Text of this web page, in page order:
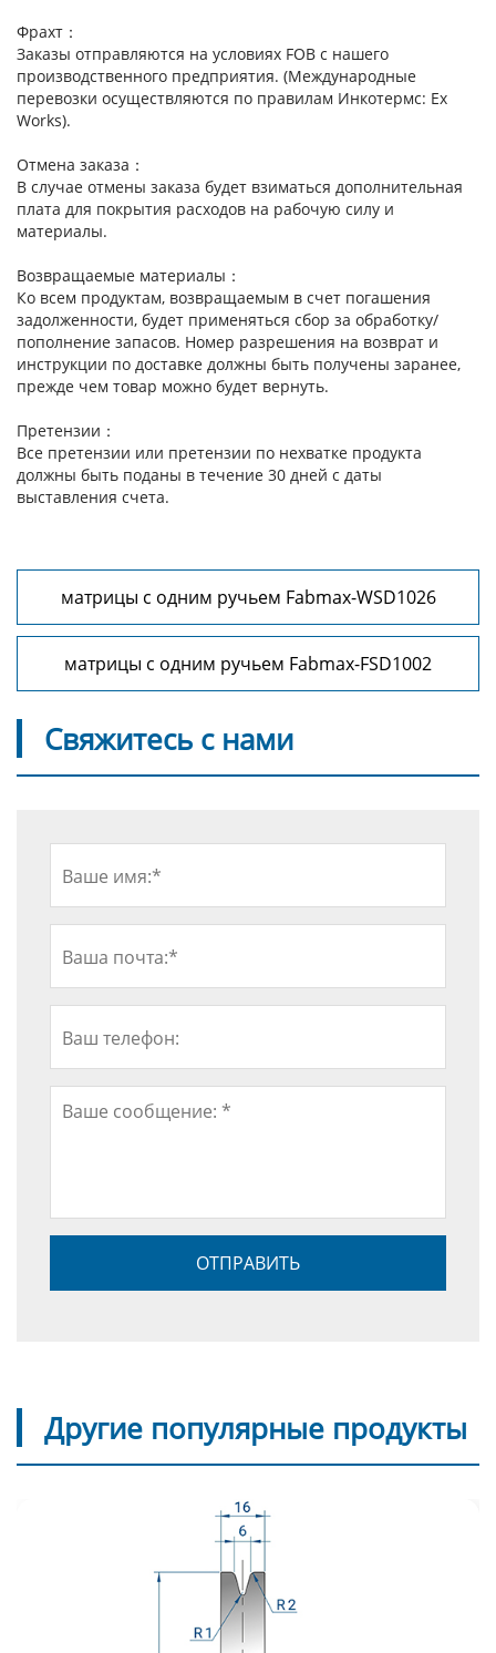
Фрахт：
Заказы отправляются на условиях FOB с нашего
производственного предприятия. (Международные
перевозки осуществляются по правилам Инкотермс: Ex
Works).
Отмена заказа：
В случае отмены заказа будет взиматься дополнительная
плата для покрытия расходов на рабочую силу и
материалы.
Возвращаемые материалы：
Ко всем продуктам, возвращаемым в счет погашения
задолженности, будет применяться сбор за обработку/
пополнение запасов. Номер разрешения на возврат и
инструкции по доставке должны быть получены заранее,
прежде чем товар можно будет вернуть.
Претензии：
Все претензии или претензии по нехватке продукта
должны быть поданы в течение 30 дней с даты
выставления счета.
матрицы с одним ручьем Fabmax-WSD1026
матрицы с одним ручьем Fabmax-FSD1002
Свяжитесь с нами
Другие популярные продукты